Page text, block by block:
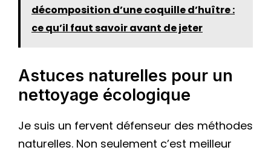
décomposition d’une coquille d’huître :
ce qu’il faut savoir avant de jeter
Astuces naturelles pour un
nettoyage écologique
Je suis un fervent défenseur des méthodes
naturelles. Non seulement c’est meilleur